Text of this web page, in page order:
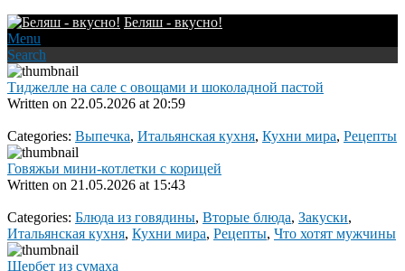
Беляш - вкусно!
Menu
Search
Тиджелле на сале с овощами и шоколадной пастой
Written on 22.05.2026 at 20:59
Categories: Выпечка, Итальянская кухня, Кухни мира, Рецепты
Говяжьи мини-котлетки с корицей
Written on 21.05.2026 at 15:43
Categories: Блюда из говядины, Вторые блюда, Закуски,
Итальянская кухня, Кухни мира, Рецепты, Что хотят мужчины
Шербет из сумаха